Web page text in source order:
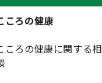
ころの健康
ころの健康に関する相